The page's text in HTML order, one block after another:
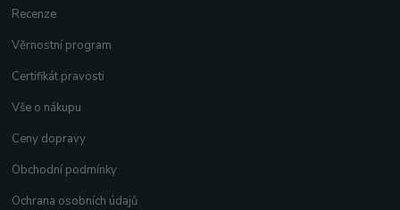
Recenze
Věrnostní program
Certifikát pravosti
Vše o nákupu
Ceny dopravy
Obchodní podmínky
Ochrana osobních údajů